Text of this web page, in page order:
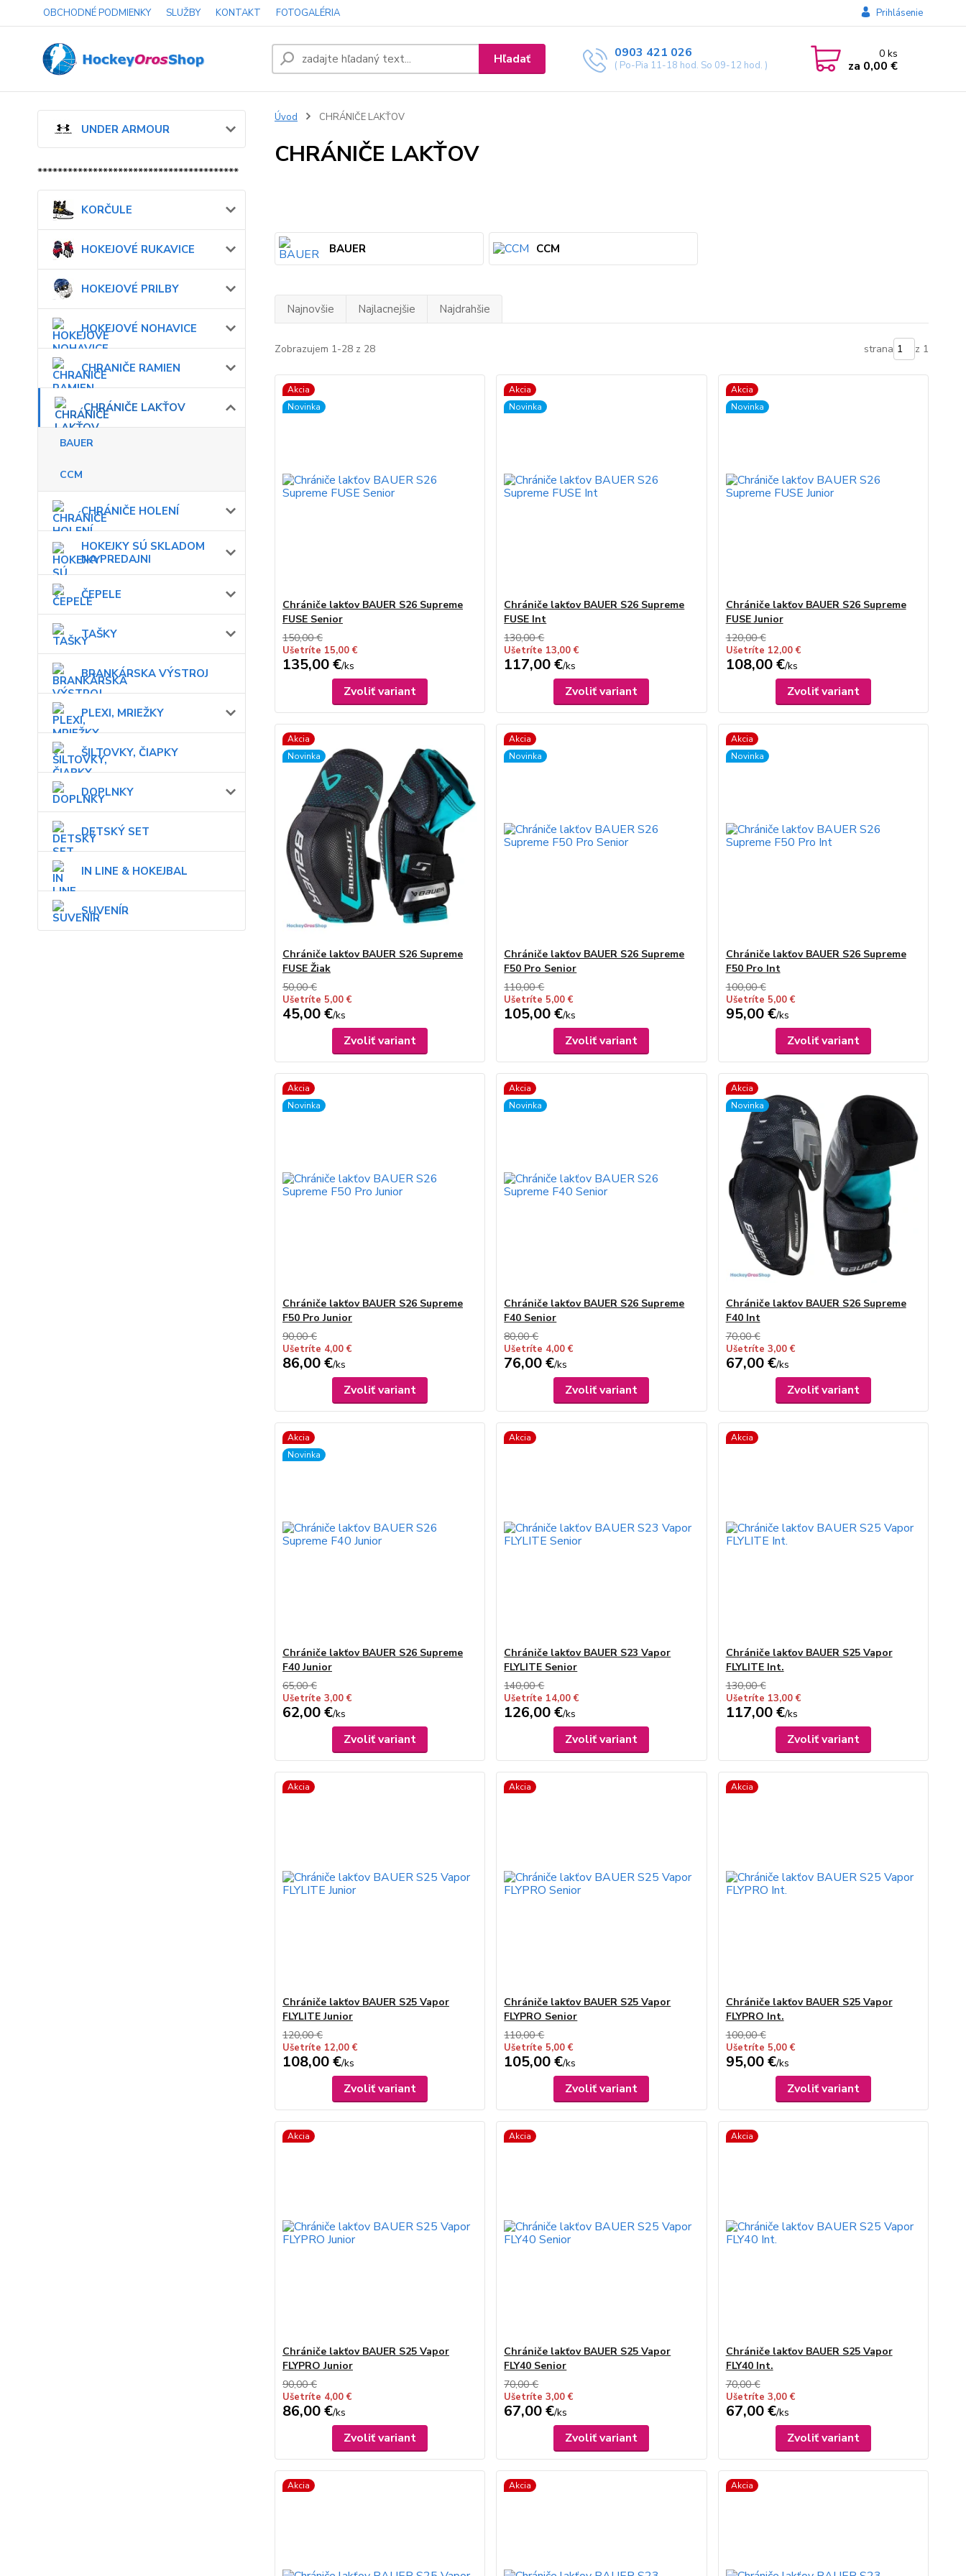
OBCHODNÉ PODMIENKY SLUŽBY KONTAKT FOTOGALÉRIA Prihlásenie
Hľadať 0903 421 026
( Po-Pia 11-18 hod. So 09-12 hod. )
0ks
za 0,00 €
UNDER ARMOUR
****************************************
KORČULE
HOKEJOVÉ RUKAVICE
HOKEJOVÉ PRILBY
HOKEJOVÉ NOHAVICE
CHRANIČE RAMIEN
CHRÁNIČE LAKŤOV
BAUER
CCM
CHRÁNIČE HOLENÍ
HOKEJKY SÚ SKLADOM
NA PREDAJNI
ČEPELE
TAŠKY
BRANKÁRSKA VÝSTROJ
PLEXI, MRIEŽKY
ŠILTOVKY, ČIAPKY
DOPLNKY
DETSKÝ SET
IN LINE & HOKEJBAL
SUVENÍR
Úvod CHRÁNIČE LAKŤOV
CHRÁNIČE LAKŤOV
BAUER CCM
Najnovšie Najlacnejšie Najdrahšie
Zobrazujem 1-28 z 28 strana z 1
Akcia
Novinka
Chrániče lakťov BAUER S26 Supreme
FUSE Senior
150,00 €
Ušetríte 15,00 €
135,00 €/ks
Zvoliť variant
Akcia
Novinka
Chrániče lakťov BAUER S26 Supreme
FUSE Int
130,00 €
Ušetríte 13,00 €
117,00 €/ks
Zvoliť variant
Akcia
Novinka
Chrániče lakťov BAUER S26 Supreme
FUSE Junior
120,00 €
Ušetríte 12,00 €
108,00 €/ks
Zvoliť variant
Akcia
Novinka
Chrániče lakťov BAUER S26 Supreme
FUSE Žiak
50,00 €
Ušetríte 5,00 €
45,00 €/ks
Zvoliť variant
Akcia
Novinka
Chrániče lakťov BAUER S26 Supreme
F50 Pro Senior
110,00 €
Ušetríte 5,00 €
105,00 €/ks
Zvoliť variant
Akcia
Novinka
Chrániče lakťov BAUER S26 Supreme
F50 Pro Int
100,00 €
Ušetríte 5,00 €
95,00 €/ks
Zvoliť variant
Akcia
Novinka
Chrániče lakťov BAUER S26 Supreme
F50 Pro Junior
90,00 €
Ušetríte 4,00 €
86,00 €/ks
Zvoliť variant
Akcia
Novinka
Chrániče lakťov BAUER S26 Supreme
F40 Senior
80,00 €
Ušetríte 4,00 €
76,00 €/ks
Zvoliť variant
Akcia
Novinka
Chrániče lakťov BAUER S26 Supreme
F40 Int
70,00 €
Ušetríte 3,00 €
67,00 €/ks
Zvoliť variant
Akcia
Novinka
Chrániče lakťov BAUER S26 Supreme
F40 Junior
65,00 €
Ušetríte 3,00 €
62,00 €/ks
Zvoliť variant
Akcia
Chrániče lakťov BAUER S23 Vapor
FLYLITE Senior
140,00 €
Ušetríte 14,00 €
126,00 €/ks
Zvoliť variant
Akcia
Chrániče lakťov BAUER S25 Vapor
FLYLITE Int.
130,00 €
Ušetríte 13,00 €
117,00 €/ks
Zvoliť variant
Akcia
Chrániče lakťov BAUER S25 Vapor
FLYLITE Junior
120,00 €
Ušetríte 12,00 €
108,00 €/ks
Zvoliť variant
Akcia
Chrániče lakťov BAUER S25 Vapor
FLYPRO Senior
110,00 €
Ušetríte 5,00 €
105,00 €/ks
Zvoliť variant
Akcia
Chrániče lakťov BAUER S25 Vapor
FLYPRO Int.
100,00 €
Ušetríte 5,00 €
95,00 €/ks
Zvoliť variant
Akcia
Chrániče lakťov BAUER S25 Vapor
FLYPRO Junior
90,00 €
Ušetríte 4,00 €
86,00 €/ks
Zvoliť variant
Akcia
Chrániče lakťov BAUER S25 Vapor
FLY40 Senior
70,00 €
Ušetríte 3,00 €
67,00 €/ks
Zvoliť variant
Akcia
Chrániče lakťov BAUER S25 Vapor
FLY40 Int.
70,00 €
Ušetríte 3,00 €
67,00 €/ks
Zvoliť variant
Akcia Akcia Akcia